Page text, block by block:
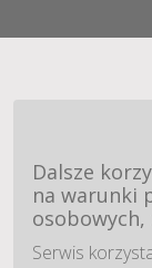
Dalsze
na warunki
Serwis